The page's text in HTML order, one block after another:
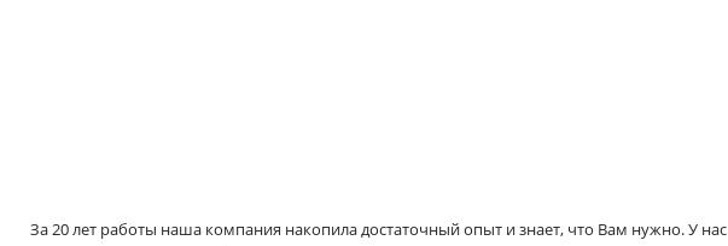
За 20 лет работы наша компания накопила достаточный опыт и знает, что Вам нужно. У нас